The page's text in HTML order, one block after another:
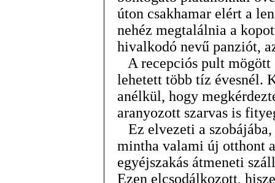
úton csakhamar elért a
nehéz megtalálnia a
hivalkodó nevű panziót,
A recepciós pult mögött
lehetett több tíz évesnél.
anélkül, hogy
aranyozott szarvas is
Ez elvezeti a
mintha valami új otthont
egyéjszakás átmeneti
Ezen elcsodálkozott,